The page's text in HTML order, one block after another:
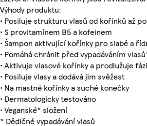
Výhody produktu:
• Posiluje strukturu vlasů od kořínků až
• S provitamínem B5 a kofeinem
• Šampon aktivující kořínky pro slabé a
• Pomáhá chránit před vypadáváním
• Aktivuje vlasové kořínky a prodlužuje
• Posiluje vlasy a dodává jim svěžest
• Na mastné kořínky a suché konečky
• Dermatologicky testováno
• Veganské* složení
* Dědičné vypadávání vlasů